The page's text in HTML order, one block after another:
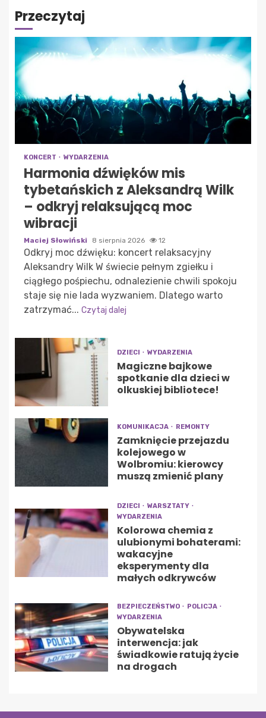
Przeczytaj
KONCERT WYDARZENIA
Harmonia dźwięków mis
tybetańskich z Aleksandrą Wilk
– odkryj relaksującą moc
wibracji
Maciej Słowiński 8 sierpnia 2026 12
Odkryj moc dźwięku: koncert relaksacyjny
Aleksandry Wilk W świecie pełnym zgiełku i
ciągłego pośpiechu, odnalezienie chwili spokoju
staje się nie lada wyzwaniem. Dlatego warto
zatrzymać... Czytaj dalej
DZIECI WYDARZENIA
Magiczne bajkowe
spotkanie dla dzieci w
olkuskiej bibliotece!
KOMUNIKACJA REMONTY
Zamknięcie przejazdu
kolejowego w
Wolbromiu: kierowcy
muszą zmienić plany
DZIECI
WARSZTATY
WYDARZENIA
Kolorowa chemia z
ulubionymi bohaterami:
wakacyjne
eksperymenty dla
małych odkrywców
BEZPIECZEŃSTWO
POLICJA
WYDARZENIA
Obywatelska
interwencja: jak
świadkowie ratują życie
na drogach